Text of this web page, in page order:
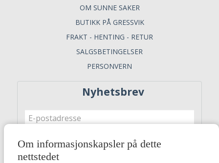
OM SUNNE SAKER
BUTIKK PÅ GRESSVIK
FRAKT - HENTING - RETUR
SALGSBETINGELSER
PERSONVERN
Nyhetsbrev
Meld meg på
Om informasjonskapsler på dette
nettstedet